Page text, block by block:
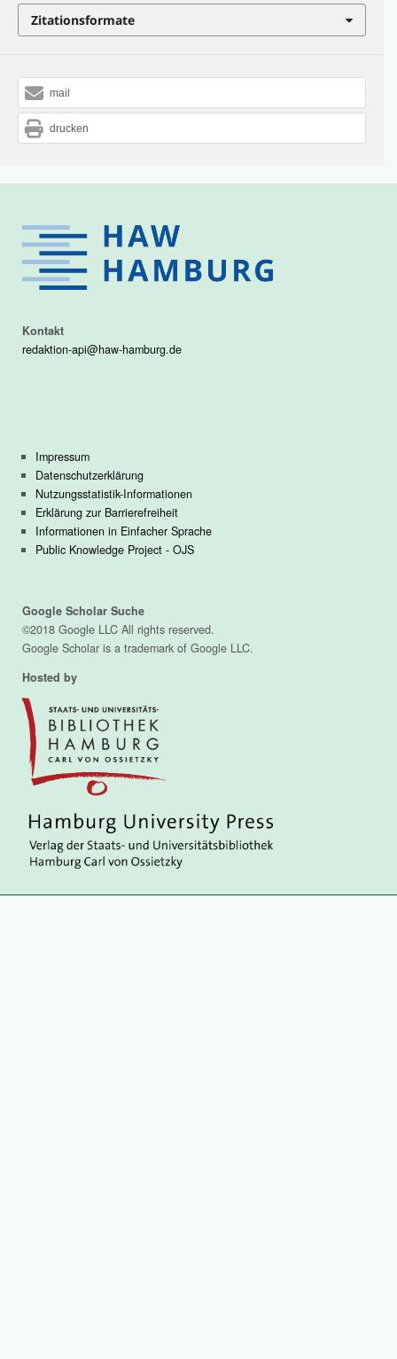
Zitationsformate
mail
drucken
Kontakt
redaktion-api@haw-hamburg.de
Impressum
Datenschutzerklärung
Nutzungsstatistik-Informationen
Erklärung zur Barrierefreiheit
Informationen in Einfacher Sprache
Public Knowledge Project - OJS
Google Scholar Suche
©2018 Google LLC All rights reserved.
Google Scholar is a trademark of Google LLC.
Hosted by